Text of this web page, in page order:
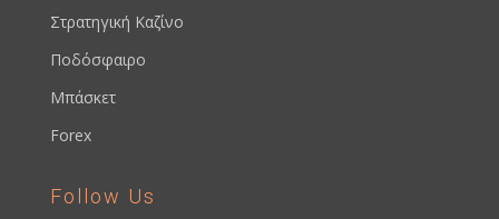
Στρατηγική Καζίνο
Ποδόσφαιρο
Μπάσκετ
Forex
Follow Us